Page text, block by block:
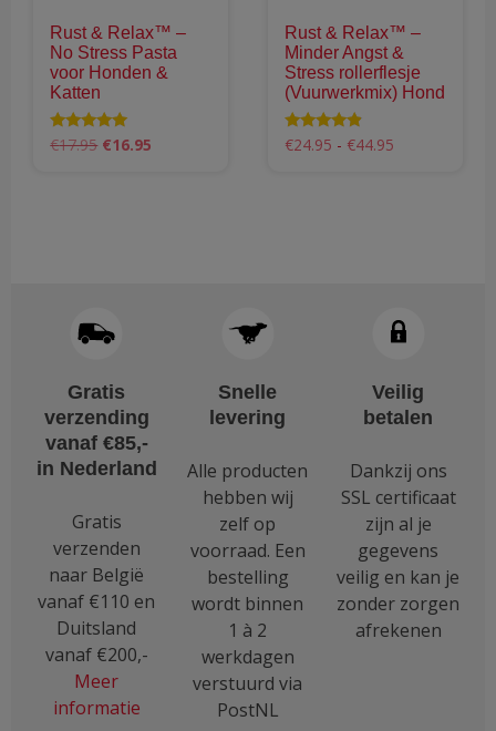
op
de
productpagina
Rust & Relax™ –
No Stress Pasta
voor Honden &
Katten
Waardering
5.00
€17.95 Oorspronkelijke
€16.95
Rust & Relax™ –
Minder Angst &
Stress rollerflesje
(Vuurwerkmix) Hond
Waardering
4.66
€24.95 - €44.95
gekozen
worden
de
productpagina
Gratis
verzending
vanaf €85,-
in Nederland
Gratis
verzenden
naar België
vanaf €110 en
Duitsland
vanaf €200,-
Meer
informatie
Snelle
levering
Alle producten
hebben wij
zelf op
voorraad. Een
bestelling
wordt binnen
1 à 2
werkdagen
verstuurd via
PostNL
Veilig
betalen
Dankzij ons
SSL certificaat
zijn al je
gegevens
veilig en kan je
zonder zorgen
afrekenen